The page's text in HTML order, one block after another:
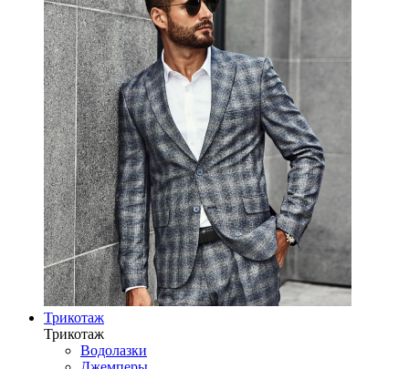
Трикотаж
Трикотаж
Водолазки